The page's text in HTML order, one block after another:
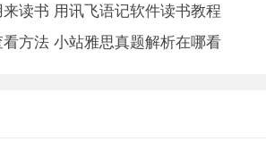
读书 用讯飞语记软件读书教程
方法 小站雅思真题解析在哪看